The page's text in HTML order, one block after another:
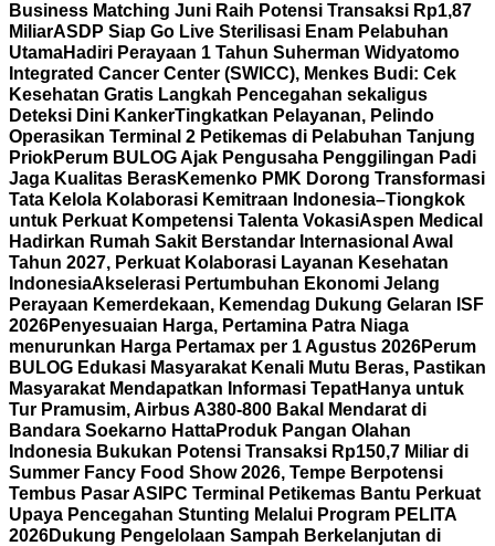
Business Matching Juni Raih Potensi Transaksi Rp1,87
MiliarASDP Siap Go Live Sterilisasi Enam Pelabuhan
UtamaHadiri Perayaan 1 Tahun Suherman Widyatomo
Integrated Cancer Center (SWICC), Menkes Budi: Cek
Kesehatan Gratis Langkah Pencegahan sekaligus
Deteksi Dini KankerTingkatkan Pelayanan, Pelindo
Operasikan Terminal 2 Petikemas di Pelabuhan Tanjung
PriokPerum BULOG Ajak Pengusaha Penggilingan Padi
Jaga Kualitas BerasKemenko PMK Dorong Transformasi
Tata Kelola Kolaborasi Kemitraan Indonesia–Tiongkok
untuk Perkuat Kompetensi Talenta VokasiAspen Medical
Hadirkan Rumah Sakit Berstandar Internasional Awal
Tahun 2027, Perkuat Kolaborasi Layanan Kesehatan
IndonesiaAkselerasi Pertumbuhan Ekonomi Jelang
Perayaan Kemerdekaan, Kemendag Dukung Gelaran ISF
2026Penyesuaian Harga, Pertamina Patra Niaga
menurunkan Harga Pertamax per 1 Agustus 2026Perum
BULOG Edukasi Masyarakat Kenali Mutu Beras, Pastikan
Masyarakat Mendapatkan Informasi TepatHanya untuk
Tur Pramusim, Airbus A380-800 Bakal Mendarat di
Bandara Soekarno HattaProduk Pangan Olahan
Indonesia Bukukan Potensi Transaksi Rp150,7 Miliar di
Summer Fancy Food Show 2026, Tempe Berpotensi
Tembus Pasar AS IPC Terminal Petikemas Bantu Perkuat
Upaya Pencegahan Stunting Melalui Program PELITA
2026Dukung Pengelolaan Sampah Berkelanjutan di